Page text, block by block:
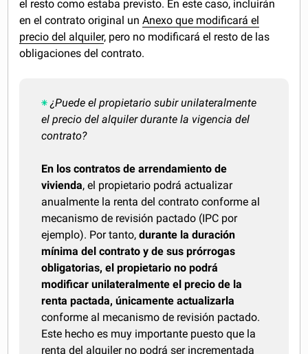
el resto como estaba previsto. En este caso, incluirán
en el contrato original unAnexo que modificará el
precio del alquiler, pero no modificará el resto de las
obligaciones del contrato.
¿Puede el propietario subir unilateralmente
el precio del alquiler durante la vigencia del
contrato?
En los contratos de arrendamiento de
vivienda, el propietario podrá actualizar
anualmente la renta del contrato conforme al
mecanismo de revisión pactado (IPC por
ejemplo). Por tanto, durante la duración
mínima del contrato y de sus prórrogas
obligatorias, el propietario no podrá
modificar unilateralmente el precio de la
renta pactada, únicamente actualizarla
conforme al mecanismo de revisión pactado.
Este hecho es muy importante puesto que la
renta del alquiler no podrá ser incrementada